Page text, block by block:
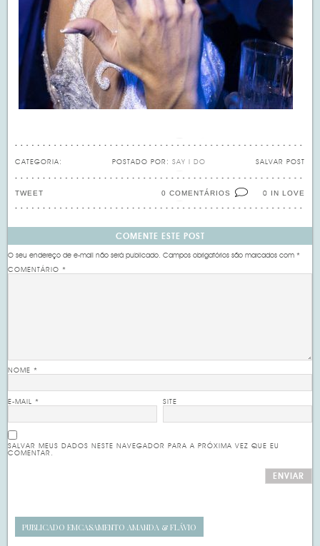
CATEGORIA: SALVAR POST
POSTADO POR: SAY I DO
0 IN LOVE
0 COMENTÁRIOS
TWEET
COMENTE ESTE POST
O seu endereço de e-mail não será publicado. Campos obrigatórios são marcados com*
COMENTÁRIO*
NOME*
E-MAIL* SITE
SALVAR MEUS DADOS NESTE NAVEGADOR PARA A PRÓXIMA VEZ QUE EU
COMENTAR.
PUBLICADO EMCASAMENTO AMANDA & FLÁVIO